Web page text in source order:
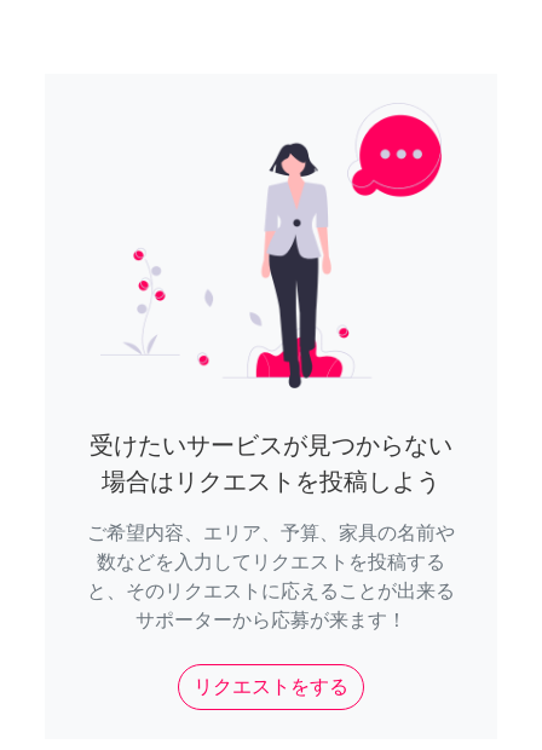
受けたいサービスが見つからない
場合はリクエストを投稿しよう
ご希望内容、エリア、予算、家具の名前や
数などを入力してリクエストを投稿する
と、そのリクエストに応えることが出来る
サポーターから応募が来ます！
リクエストをする